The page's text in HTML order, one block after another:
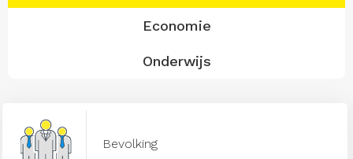
Economie
Onderwijs
Bevolking